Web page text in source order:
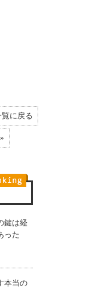
覧に戻る
鍵は経
った
本当の